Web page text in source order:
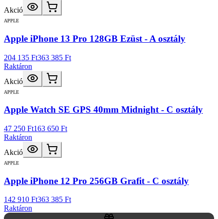
Akció
APPLE
Apple iPhone 13 Pro 128GB Ezüst - A osztály
204 135 Ft363 385 Ft
Raktáron
Akció
APPLE
Apple Watch SE GPS 40mm Midnight - C osztály
47 250 Ft163 650 Ft
Raktáron
Akció
APPLE
Apple iPhone 12 Pro 256GB Grafit - C osztály
142 910 Ft363 385 Ft
Raktáron